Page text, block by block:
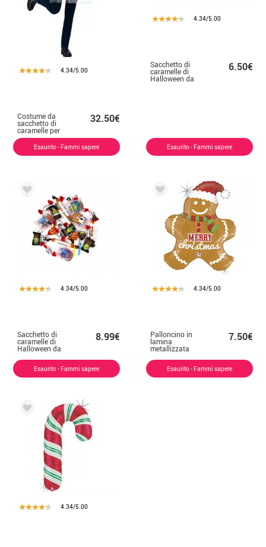
4.34/5.00
Costume da
sacchetto di
caramelle per
adulto
32.50€
Esaurito - Fammi sapere
4.34/5.00
Sacchetto di
caramelle di
Halloween da
6.50€
Esaurito - Fammi sapere
4.34/5.00
Sacchetto di
caramelle di
Halloween da
8.99€
Esaurito - Fammi sapere
4.34/5.00
Palloncino in
lamina
metallizzata
Cookie da 78 cm
7.50€
Esaurito - Fammi sapere
4.34/5.00